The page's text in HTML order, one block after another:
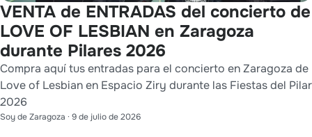
VENTA de ENTRADAS del concierto de
LOVE OF LESBIAN en Zaragoza
durante Pilares 2026
Compra aquí tus entradas para el concierto en Zaragoza de
Love of Lesbian en Espacio Ziry durante las Fiestas del Pilar
2026
Soy de Zaragoza · 9 de julio de 2026